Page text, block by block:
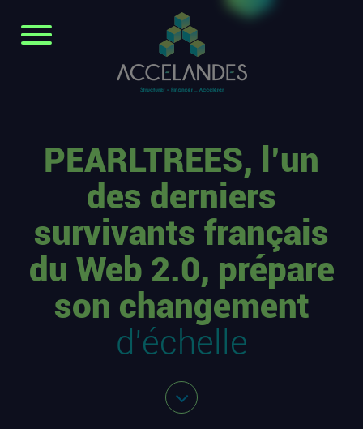
PEARLTREES, l’un
des derniers
survivants français
du Web 2.0, prépare
son changement
d’échelle